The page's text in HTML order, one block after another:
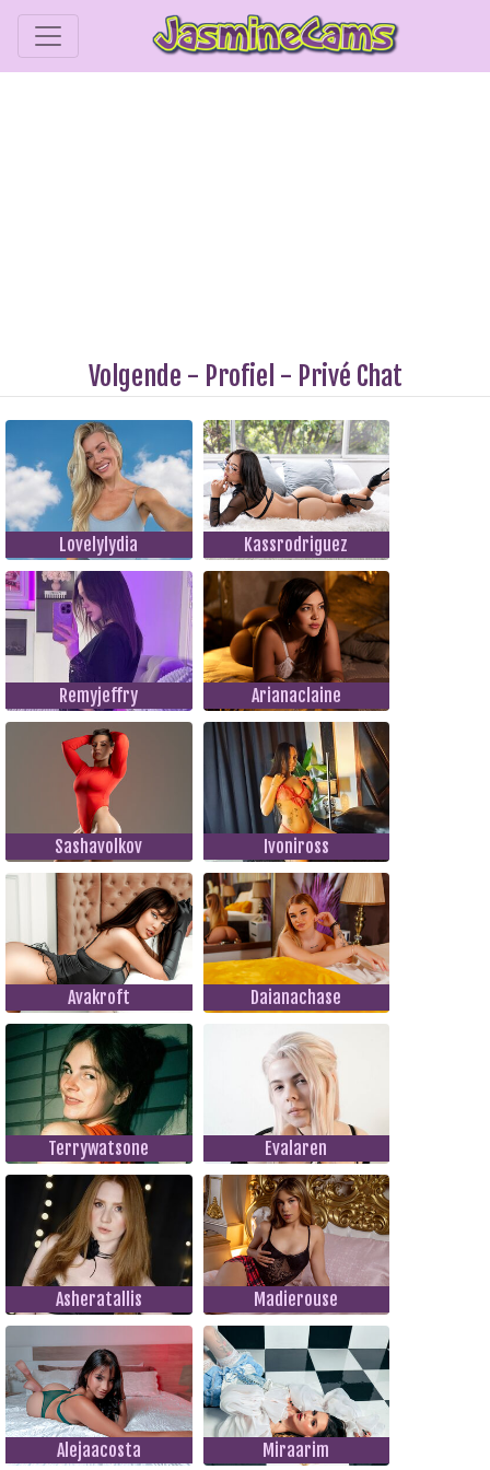
Volgende - Profiel - Privé Chat
Lovelylydia Kassrodriguez
Remyjeffry Arianaclaine
Sashavolkov Ivoniross
Avakroft Daianachase
Terrywatsone Evalaren
Asheratallis Madierouse
Alejaacosta Miraarim